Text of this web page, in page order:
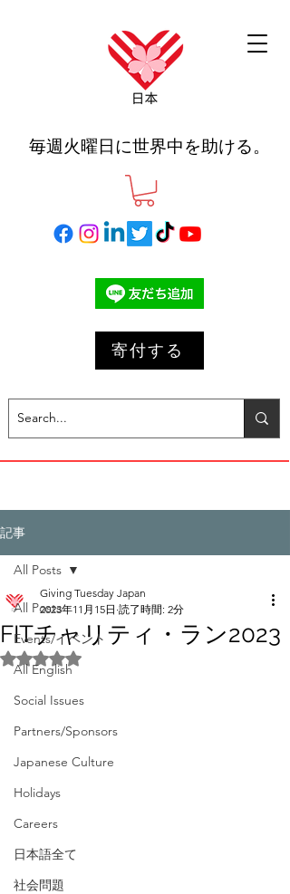
毎週火曜日に世界中を助ける。
寄付する
記事
All Posts
Events/イベント
All English
Social Issues
Partners/Sponsors
Japanese Culture
Holidays
Careers
日本語全て
社会問題
All Posts
FITチャリティ・ラン2023
Giving Tuesday Japan
2023年11月15日 読了時間: 2分
5つ星のうちNaNと評価されています。